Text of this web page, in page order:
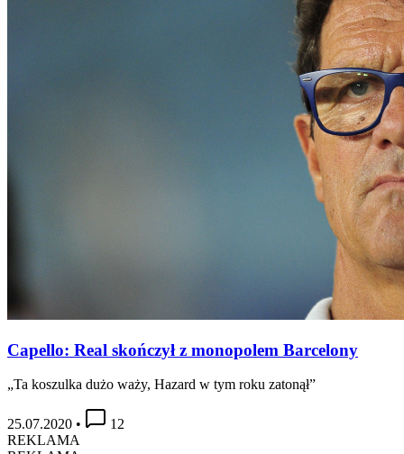
Capello: Real skończył z monopolem Barcelony
„Ta koszulka dużo waży, Hazard w tym roku zatonął”
25.07.2020 •
12
REKLAMA